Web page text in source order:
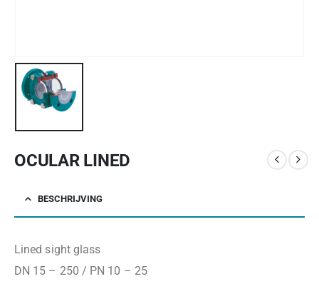
OCULAR LINED
BESCHRIJVING
Lined sight glass
DN 15 – 250 / PN 10 – 25